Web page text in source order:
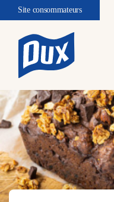
Site consommateurs